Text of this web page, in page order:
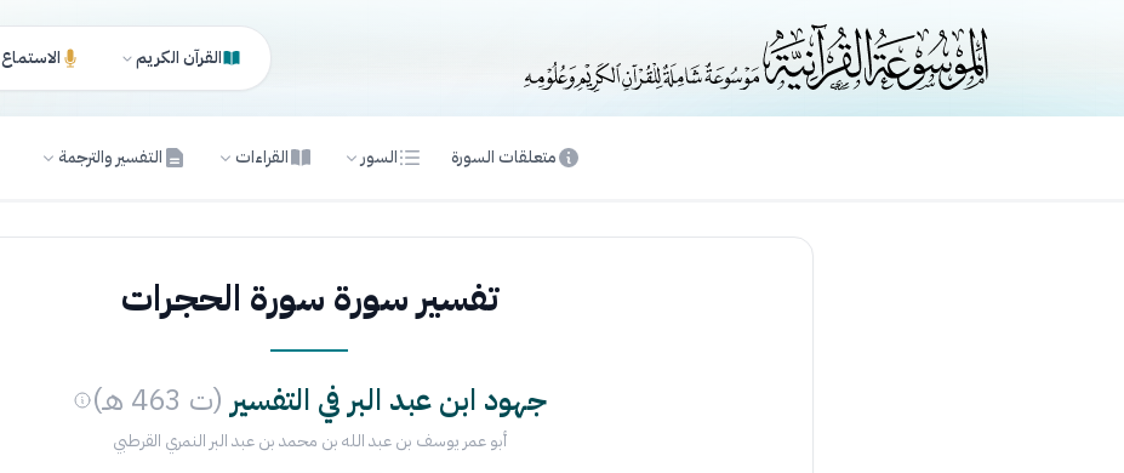
القرآن الكريم الاستماع
متعلقات السورة السور القراءات التفسير والترجمة
تفسير سورة سورة الحجرات
جهود ابن عبد البر في التفسير (ت 463 هـ)
أبو عمر يوسف بن عبد الله بن محمد بن عبد البر النمري القرطبي